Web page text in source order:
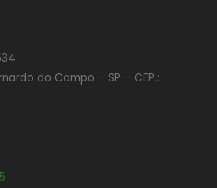
do Campo – SP – CEP.: